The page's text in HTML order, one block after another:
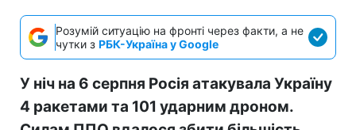
Розумій ситуацію на фронті через факти, а не
чутки з РБК-Україна у Google
У ніч на 6 серпня Росія атакувала Україну
4 ракетами та 101 ударним дроном.